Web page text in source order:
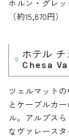
ホルン・グレ
（約15,870円）
ホテル
Chesa
ツェルマット
とケーブルカ
ル。アルプス
なヴァレース